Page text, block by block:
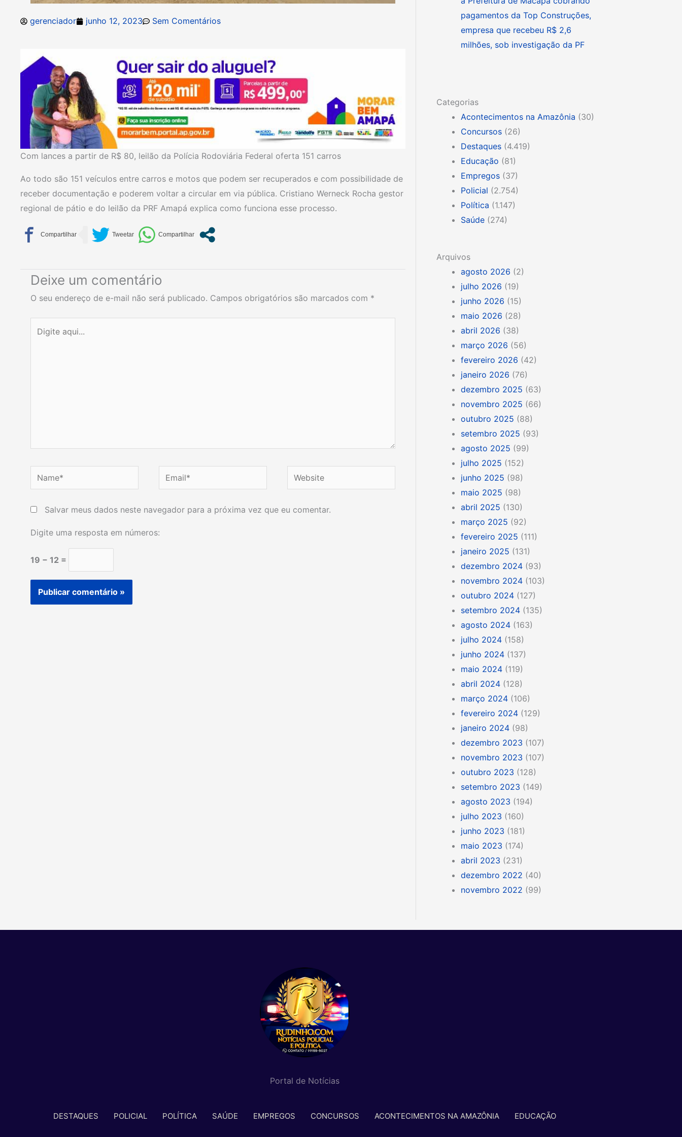
gerenciador junho 12, 2023 Sem Comentários
Com lances a partir de R$ 80, leilão da Polícia Rodoviária Federal oferta 151 carros
Ao todo são 151 veículos entre carros e motos que podem ser recuperados e com possibilidade de
receber documentação e poderem voltar a circular em via pública. Cristiano Werneck Rocha gestor
regional de pátio e do leilão da PRF Amapá explica como funciona esse processo.
Deixe um comentário
O seu endereço de e-mail não será publicado. Campos obrigatórios são marcados com *
aqui...
Name* Email* Website
Salvar meus dados neste navegador para a próxima vez que eu comentar.
Digite uma resposta em números:
19 − 12 =
pagamentos da Top Construções,
empresa que recebeu R$ 2,6
milhões, sob investigação da PF
Categorias
Acontecimentos na Amazônia (30)
Concursos (26)
Destaques (4.419)
Educação (81)
Empregos (37)
Policial (2.754)
Política (1.147)
Saúde (274)
Arquivos
agosto 2026 (2)
julho 2026 (19)
junho 2026 (15)
maio 2026 (28)
abril 2026 (38)
março 2026 (56)
fevereiro 2026 (42)
janeiro 2026 (76)
dezembro 2025 (63)
novembro 2025 (66)
outubro 2025 (88)
setembro 2025 (93)
agosto 2025 (99)
julho 2025 (152)
junho 2025 (98)
maio 2025 (98)
abril 2025 (130)
março 2025 (92)
fevereiro 2025 (111)
janeiro 2025 (131)
dezembro 2024 (93)
novembro 2024 (103)
outubro 2024 (127)
setembro 2024 (135)
agosto 2024 (163)
julho 2024 (158)
junho 2024 (137)
maio 2024 (119)
abril 2024 (128)
março 2024 (106)
fevereiro 2024 (129)
janeiro 2024 (98)
dezembro 2023 (107)
novembro 2023 (107)
outubro 2023 (128)
setembro 2023 (149)
agosto 2023 (194)
julho 2023 (160)
junho 2023 (181)
maio 2023 (174)
abril 2023 (231)
dezembro 2022 (40)
novembro 2022 (99)
Portal de Notícias
DESTAQUES POLICIAL POLÍTICA SAÚDE EMPREGOS CONCURSOS ACONTECIMENTOS NA AMAZÔNIA EDUCAÇÃO